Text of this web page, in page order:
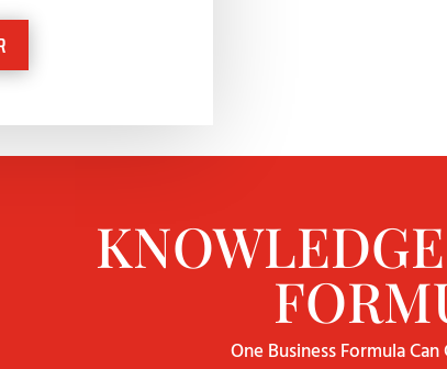
One Business Formula